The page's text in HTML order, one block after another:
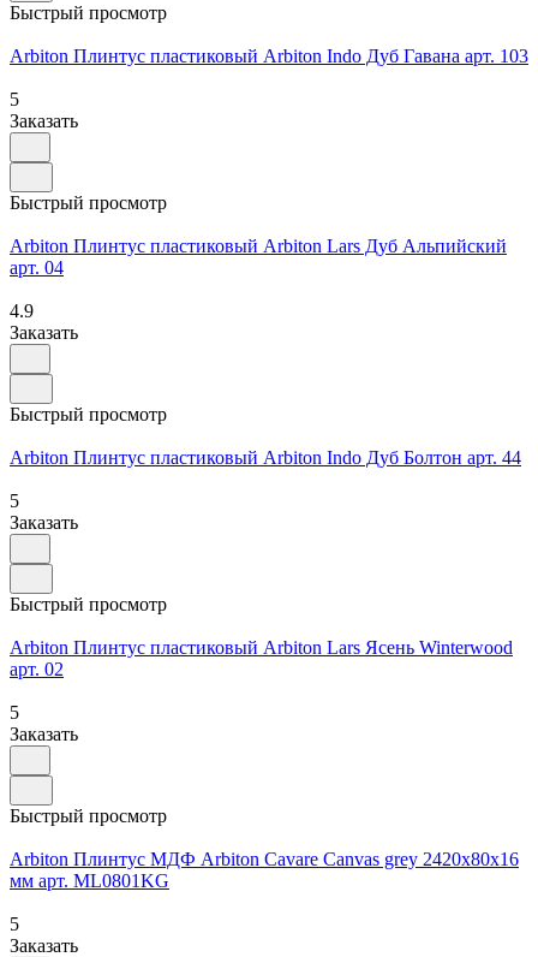
Быстрый просмотр
Arbiton Плинтус пластиковый Arbiton Indo Дуб Гавана арт. 103
5
Заказать
Быстрый просмотр
Arbiton Плинтус пластиковый Arbiton Lars Дуб Альпийский
арт. 04
4.9
Заказать
Быстрый просмотр
Arbiton Плинтус пластиковый Arbiton Indo Дуб Болтон арт. 44
5
Заказать
Быстрый просмотр
Arbiton Плинтус пластиковый Arbiton Lars Ясень Winterwood
арт. 02
5
Заказать
Быстрый просмотр
Arbiton Плинтус МДФ Arbiton Cavare Canvas grey 2420х80х16
мм арт. ML0801KG
5
Заказать